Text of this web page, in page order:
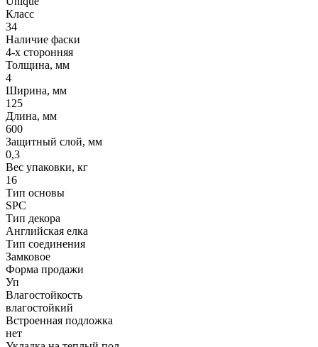
Класс
34
Наличие фаски
4-х сторонняя
Толщина, мм
4
Ширина, мм
125
Длина, мм
600
Защитный слой, мм
0,3
Вес упаковки, кг
16
Тип основы
SPC
Тип декора
Английская елка
Тип соединения
Замковое
Форма продажи
Уп
Влагостойкость
влагостойкий
Встроенная подложка
нет